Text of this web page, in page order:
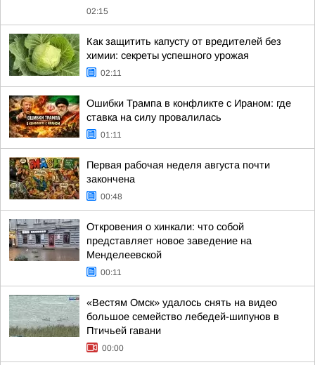
02:15
Как защитить капусту от вредителей без
химии: секреты успешного урожая
02:11
Ошибки Трампа в конфликте с Ираном: где
ставка на силу провалилась
01:11
Первая рабочая неделя августа почти
закончена
00:48
Откровения о хинкали: что собой
представляет новое заведение на
Менделеевской
00:11
«Вестям Омск» удалось снять на видео
большое семейство лебедей-шипунов в
Птичьей гавани
00:00